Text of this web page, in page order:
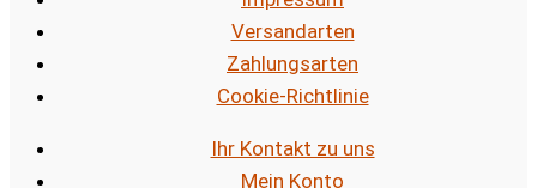
Versandarten
Zahlungsarten
Cookie-Richtlinie
Ihr Kontakt zu uns
Mein Konto